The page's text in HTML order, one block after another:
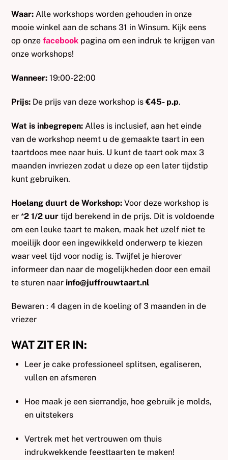
Waar: Alle workshops worden gehouden in onze
mooie winkel aan de schans 31 in Winsum. Kijk eens
op onzefacebook pagina om een indruk te krijgen van
onze workshops!
Wanneer: 19:00-22:00
Prijs: De prijs van deze workshop is€45- p.p.
Wat is inbegrepen:Alles is inclusief, aan het einde
van de workshop neemt u de gemaakte taart in een
taartdoos mee naar huis. U kunt de taart ook max 3
maanden invriezen zodat u deze op een later tijdstip
kunt gebruiken.
Hoelang duurt de Workshop:Voor deze workshop is
er *2 1/2 uurtijd berekend in de prijs. Dit is voldoende
om een leuke taart te maken, maak het uzelf niet te
moeilijk door een ingewikkeld onderwerp te kiezen
waar veel tijd voor nodig is. Twijfel je hierover
informeer dan naar de mogelijkheden door een email
te sturen naar info@juffrouwtaart.nl
Bewaren : 4 dagen in de koeling of 3 maanden in de
vriezer
WAT ZIT ER IN:
Leer je cake professioneel splitsen, egaliseren,
vullen en afsmeren
Hoe maak je een sierrandje, hoe gebruik je molds,
en uitstekers
Vertrek met het vertrouwen om thuis
indrukwekkende feesttaarten te maken!